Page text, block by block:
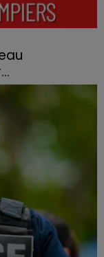
départs de feu,
lancé un appel
en aide...